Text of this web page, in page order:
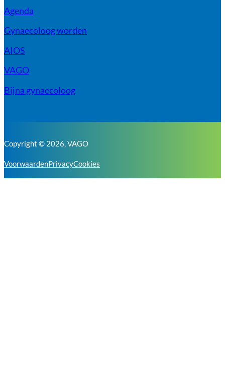
Agenda
Gynaecoloog worden
AIOS
VAGO
Bijna gynaecoloog
Copyright © 2026, VAGO
VoorwaardenPrivacyCookies